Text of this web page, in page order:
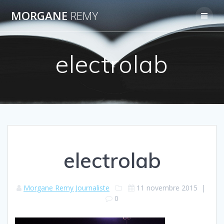
contenu
MORGANE REMY
electrolab
electrolab
Morgane Remy Journaliste 11 novembre 2015 |
0